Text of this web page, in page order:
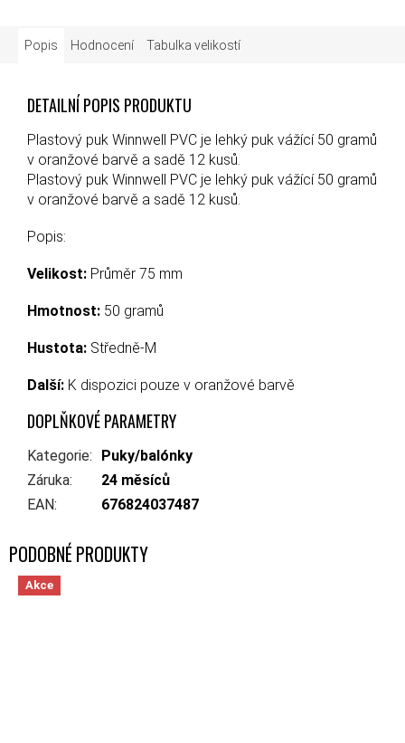
Popis Hodnocení Tabulka velikostí
DETAILNÍ POPIS PRODUKTU
Plastový puk Winnwell PVC je lehký puk vážící 50 gramů
v oranžové barvě a sadě 12 kusů.
Plastový puk Winnwell PVC je lehký puk vážící 50 gramů
v oranžové barvě a sadě 12 kusů.
Popis:
Velikost: Průměr 75 mm
Hmotnost: 50 gramů
Hustota: Středně-M
Další: K dispozici pouze v oranžové barvě
DOPLŇKOVÉ PARAMETRY
Kategorie:
Puky/balónky
Záruka:
24 měsíců
EAN: 676824037487
Akce